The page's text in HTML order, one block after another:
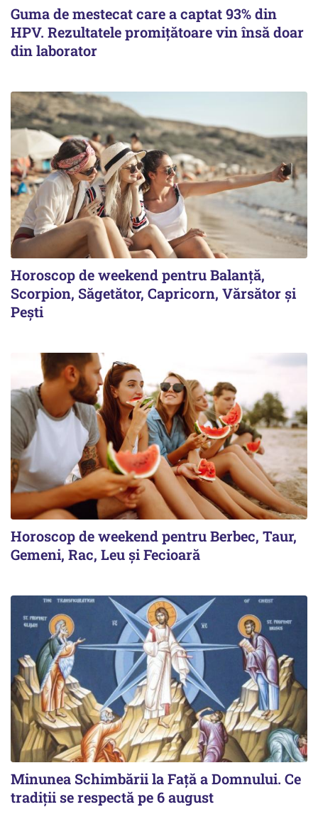
Guma de mestecat care a captat 93% din
HPV. Rezultatele promițătoare vin însă doar
din laborator
Horoscop de weekend pentru Balanță,
Scorpion, Săgetător, Capricorn, Vărsător și
Pești
Horoscop de weekend pentru Berbec, Taur,
Gemeni, Rac, Leu și Fecioară
Minunea Schimbării la Față a Domnului. Ce
tradiții se respectă pe 6 august